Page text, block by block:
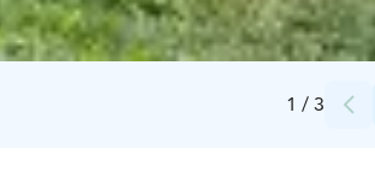
1 / 3